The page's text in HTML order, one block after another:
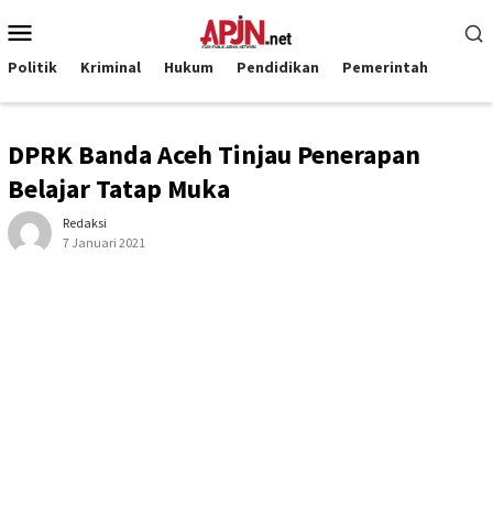
ke
kontenMobile
Politik Kriminal Hukum Pendidikan Pemerintah
DPRK Banda Aceh Tinjau Penerapan
Belajar Tatap Muka
Redaksi
7 Januari 2021